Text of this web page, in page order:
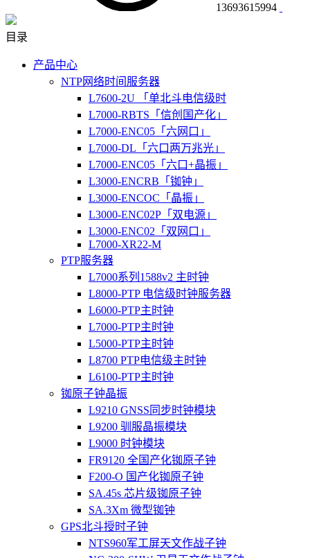
13693615994
目录
产品中心
NTP网络时间服务器
L7600-2U 「单北斗电信级时
L7000-RBTS「信创国产化」
L7000-ENC05「六网口」
L7000-DL「六口两万兆光」
L7000-ENC05「六口+晶振」
L3000-ENCRB「铷钟」
L3000-ENCOC「晶振」
L3000-ENC02P「双电源」
L3000-ENC02「双网口」
L7000-XR22-M
PTP服务器
L7000系列1588v2 主时钟
L8000-PTP 电信级时钟服务器
L6000-PTP主时钟
L7000-PTP主时钟
L5000-PTP主时钟
L8700 PTP电信级主时钟
L6100-PTP主时钟
铷原子钟晶振
L9210 GNSS同步时钟模块
L9200 驯服晶振模块
L9000 时钟模块
FR9120 全国产化铷原子钟
F200-O 国产化铷原子钟
SA.45s 芯片级铷原子钟
SA.3Xm 微型铷钟
GPS北斗授时子钟
NTS960军工屏天文作战子钟